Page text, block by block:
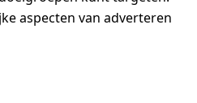
aspecten van adverteren